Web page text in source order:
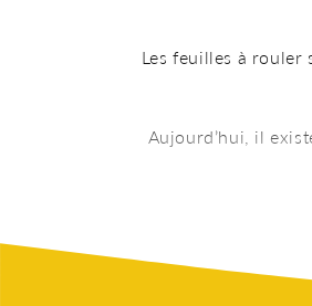
Les feuilles à rouler
Aujourd’hui, il
Toutes les